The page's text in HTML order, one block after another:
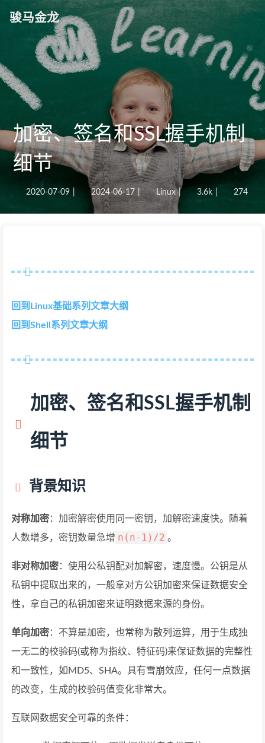
骏马金龙
加密、签名和SSL握手机制
细节
2020-07-09 2024-06-17 | Linux | 3.6k 274
回到Linux基础系列文章大纲
回到Shell系列文章大纲
加密、签名和SSL握手机制
细节
背景知识
对称加密：加密解密使用同一密钥，加解密速度快。随着
人数增多，密钥数量急增 n(n-1)/2 。
非对称加密：使用公私钥配对加解密，速度慢。公钥是从
私钥中提取出来的，一般拿对方公钥加密来保证数据安全
性，拿自己的私钥加密来证明数据来源的身份。
单向加密：不算是加密，也常称为散列运算，用于生成独
一无二的校验码(或称为指纹、特征码)来保证数据的完整性
和一致性，如MD5、SHA。具有雪崩效应，任何一点数据
的改变，生成的校验码值变化非常大。
互联网数据安全可靠的条件：